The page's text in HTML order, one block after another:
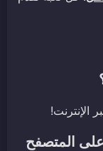
هل يمكنني لعب Unicycle Hero على المتصفح